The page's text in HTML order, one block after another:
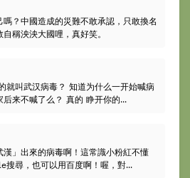
嗎？中國造成的災難不敢承認，只敢換名
稱泱泱大國哩，真好笑。
就叫武汉病毒？ 知道为什么一开始喊病
后来不喊了么？ 真的 睁开你的...
漢」出來的病毒啊！這常識小粉紅不懂
搜尋，也可以用百度啊！喔，對...